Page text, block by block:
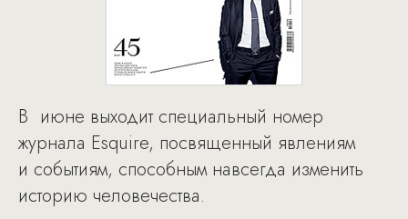
В июне выходит специальный номер
журнала Esquire, посвященный явлениям
и событиям, способным навсегда изменить
историю человечества.